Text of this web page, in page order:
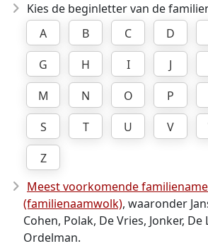
Kies de beginletter van de
A
B C D
G
H I J
M
N O P
S
T U V
Z
Meest voorkomende
(familienaamwolk), waaronder
Cohen, Polak, De Vries, Jonker,
Ordelman.